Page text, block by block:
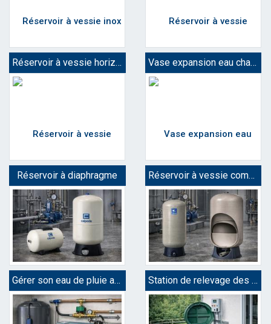
Réservoir à vessie horizontal Vase expansion eau chaude
Réservoir à diaphragme Réservoir à vessie composite
Gérer son eau de pluie automatiquement Station de relevage des eaux usées